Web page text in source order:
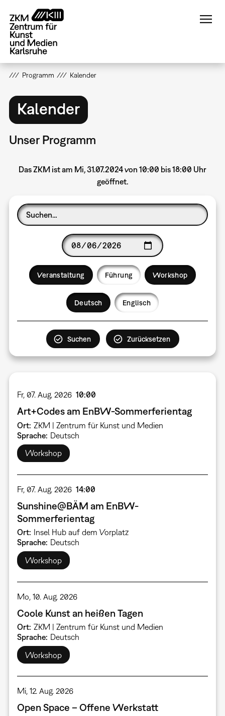
zum
Inhalt
Programm Kalender
Kalender
Unser Programm
Das ZKM ist am Mi, 31.07.2024 von 10:00 bis 18:00 Uhr
geöffnet.
Veranstaltung Führung Workshop
Deutsch Englisch
Fr, 07. Aug. 2026 10:00
Art+Codes am EnBW-Sommerferientag
Ort ZKM | Zentrum für Kunst und Medien
Sprache Deutsch
Workshop
Fr, 07. Aug. 2026 14:00
Sunshine@BÄM am EnBW-
Sommerferientag
Ort
Insel Hub auf dem Vorplatz
Sprache
Deutsch
Workshop
Mo, 10. Aug. 2026
Coole Kunst an heißen Tagen
Ort ZKM | Zentrum für Kunst und Medien
Sprache Deutsch
Workshop
Mi, 12. Aug. 2026
Open Space – Offene Werkstatt